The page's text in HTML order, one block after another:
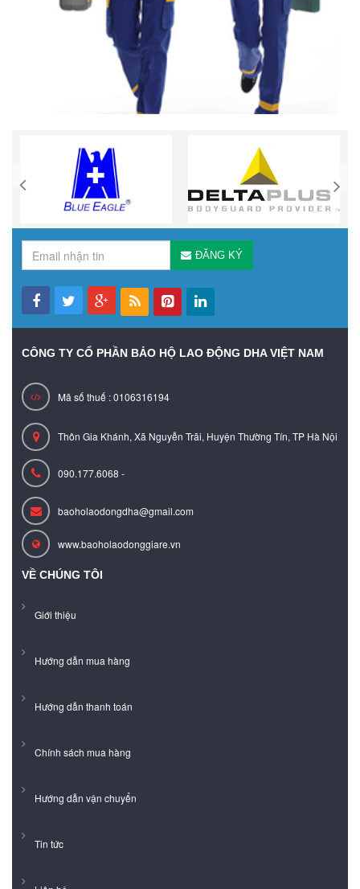
ĐĂNG KÝ
CÔNG TY CỔ PHẦN BẢO HỘ LAO ĐỘNG DHA VIỆT NAM
Mã số thuế : 0106316194
Thôn Gia Khánh, Xã Nguyễn Trãi, Huyện Thường Tín, TP Hà Nội
090.177.6068 -
baoholaodongdha@gmail.com
www.baoholaodonggiare.vn
VỀ CHÚNG TÔI
Giới thiệu
Hướng dẫn mua hàng
Hướng dẫn thanh toán
Chính sách mua hàng
Hướng dẫn vận chuyển
Tin tức